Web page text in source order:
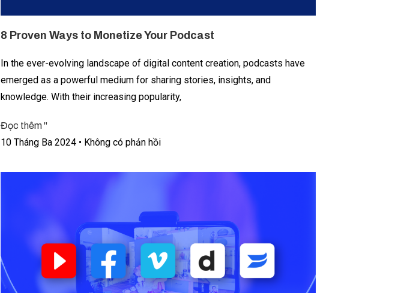
8 Proven Ways to Monetize Your Podcast
In the ever-evolving landscape of digital content creation, podcasts have
emerged as a powerful medium for sharing stories, insights, and
knowledge. With their increasing popularity,
Đọc thêm "
10 Tháng Ba 2024 Không có phản hồi